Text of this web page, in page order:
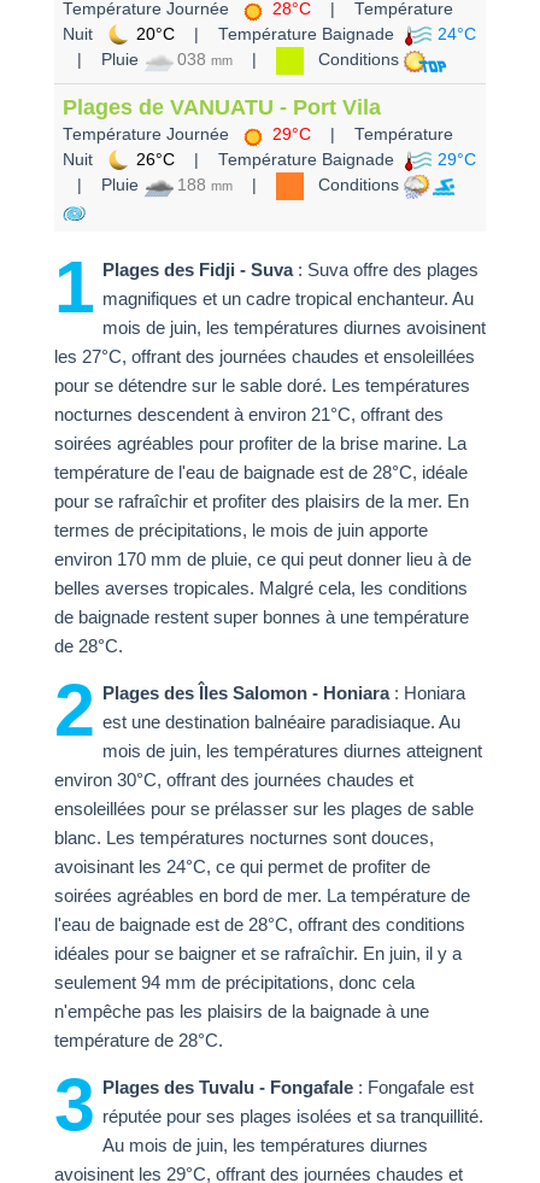
Température Journée 28°C | Température
Nuit
20°C | Température Baignade
24°C
| Pluie
038 mm Conditions
Plages de VANUATU - Port Vila
Température Journée 29°C | Température
Nuit
26°C | Température Baignade
29°C
| Pluie
188 mm Conditions
1 Plages des Fidji - Suva: Suva offre des plages
magnifiques et un cadre tropical enchanteur. Au
mois de juin, les températures diurnes avoisinent
les 27°C, offrant des journées chaudes et ensoleillées
pour se détendre sur le sable doré. Les températures
nocturnes descendent à environ 21°C, offrant des
soirées agréables pour profiter de la brise marine. La
température de l'eau de baignade est de 28°C, idéale
pour se rafraîchir et profiter des plaisirs de la mer. En
termes de précipitations, le mois de juin apporte
environ 170 mm de pluie, ce qui peut donner lieu à de
belles averses tropicales. Malgré cela, les conditions
de baignade restent super bonnes à une température
de 28°C.
2 Plages des Îles Salomon - Honiara: Honiara
est une destination balnéaire paradisiaque. Au
mois de juin, les températures diurnes atteignent
environ 30°C, offrant des journées chaudes et
ensoleillées pour se prélasser sur les plages de sable
blanc. Les températures nocturnes sont douces,
avoisinant les 24°C, ce qui permet de profiter de
soirées agréables en bord de mer. La température de
l'eau de baignade est de 28°C, offrant des conditions
idéales pour se baigner et se rafraîchir. En juin, il y a
seulement 94 mm de précipitations, donc cela
n'empêche pas les plaisirs de la baignade à une
température de 28°C.
3 Plages des Tuvalu - Fongafale : Fongafale est
réputée pour ses plages isolées et sa tranquillité.
Au mois de juin, les températures diurnes
avoisinent les 29°C, offrant des journées chaudes et